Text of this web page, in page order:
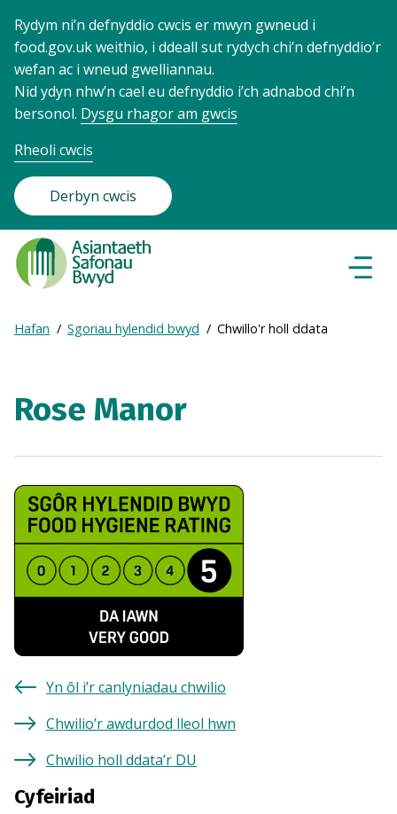
Rydym ni’n defnyddio cwcis er mwyn gwneud i
food.gov.uk weithio, i ddeall sut rydych chi’n defnyddio’r
wefan ac i wneud gwelliannau.
Nid ydyn nhw’n cael eu defnyddio i’ch adnabod chi’n
bersonol. Dysgu rhagor am gwcis
Rheoli cwcis
Derbyn cwcis
Food
Standards
Agency
Frontpage
Breadcrumb
Expand
breadcrumb
Hafan Sgoriau hylendid bwyd Chwillo'r holl ddata
Rose Manor
Yn ôl i’r canlyniadau chwilio
Chwilio’r awdurdod lleol hwn
Chwilio holl ddata’r DU
Cyfeiriad